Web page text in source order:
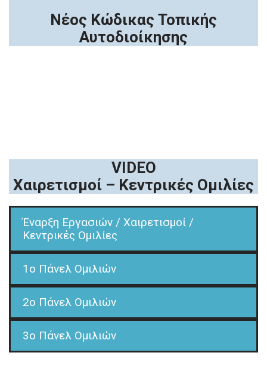
Νέος Κώδικας Τοπικής
Αυτοδιοίκησης
VIDEO
Χαιρετισμοί – Κεντρικές Ομιλίες
Έναρξη Εργασιών / Χαιρετισμοί /
Κεντρικές Ομιλίες
1o Πάνελ Ομιλιών
2o Πάνελ Ομιλιών
3o Πάνελ Ομιλιών